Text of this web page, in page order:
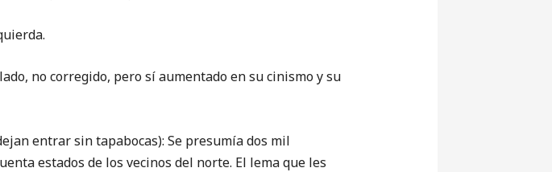
no corregido, pero sí aumentado en su cinismo y su
entrar sin tapabocas): Se presumía dos mil
estados de los vecinos del norte. El lema que les